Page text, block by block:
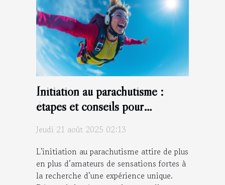
Initiation au parachutisme :
étapes et conseils pour
Jeudi 21 août 2025 02:13
L'initiation au parachutisme attire de plus
en plus d’amateurs de sensations fortes à
la recherche d’une expérience unique.